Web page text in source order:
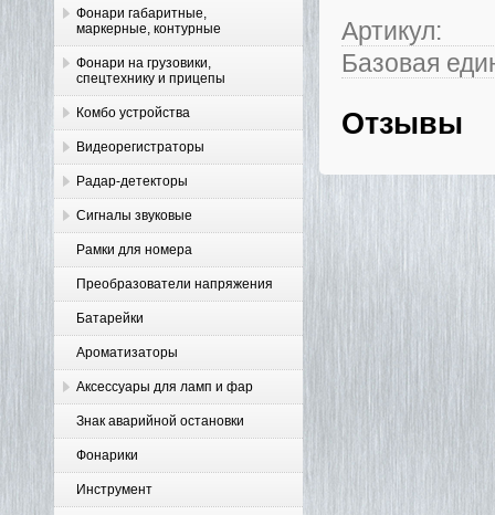
Фонари габаритные,
маркерные, контурные
Фонари на грузовики,
спецтехнику и прицепы
Комбо устройства
Видеорегистраторы
Радар-детекторы
Сигналы звуковые
Рамки для номера
Преобразователи напряжения
Батарейки
Ароматизаторы
Аксессуары для ламп и фар
Знак аварийной остановки
Фонарики
Инструмент
Артикул:
Базовая
Отзывы